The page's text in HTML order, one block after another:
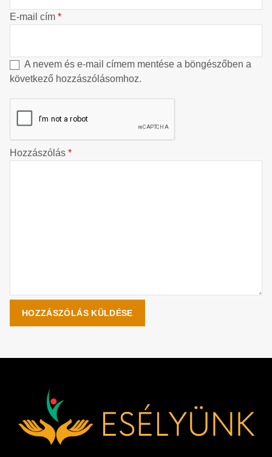
E-mail cím *
A nevem és e-mail címem mentése a böngészőben a
következő hozzászólásomhoz.
Hozzászólás *